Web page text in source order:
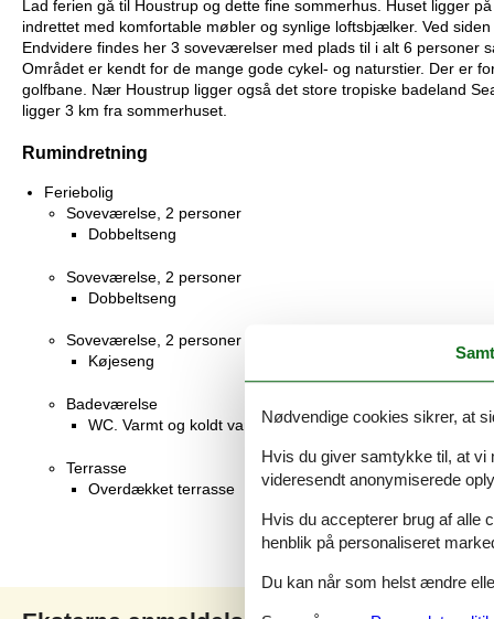
Lad ferien gå til Houstrup og dette fine sommerhus. Huset ligger
indrettet med komfortable møbler og synlige loftsbjælker. Ved
Endvidere findes her 3 soveværelser med plads til i alt 6
Området er kendt for de mange gode cykel- og naturstier. Der er
golfbane. Nær Houstrup ligger også det store tropiske badeland
ligger 3 km fra sommerhuset.
Rumindretning
Feriebolig
Soveværelse, 2 personer
Dobbeltseng
Soveværelse, 2 personer
Dobbeltseng
Soveværelse, 2 personer
Køjeseng
Badeværelse
WC. Varmt og koldt vand, Bruser
Terrasse
Overdækket terrasse
Nødvendige cookies sikrer, at
Hvis du giver samtykke til, at vi
videresendt anonymiserede
Hvis du accepterer brug af alle
henblik på personaliseret
Du kan når som helst ændre